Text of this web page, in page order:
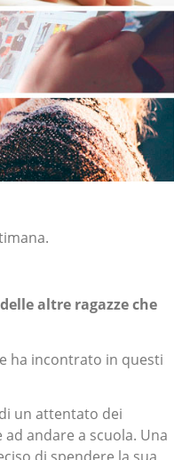
altre ragazze che
ha incontrato in questi
un attentato dei
andare a scuola. Una